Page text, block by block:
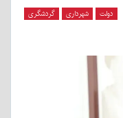
دولت شهرداری گردشگری